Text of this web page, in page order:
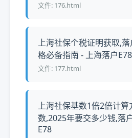
文件: 176.html
上海社保个税证明获取,
格必备指南 - 上海落户E78
文件: 177.html
上海社保基数1倍2倍计
数,2025年要交多少钱,落
E78